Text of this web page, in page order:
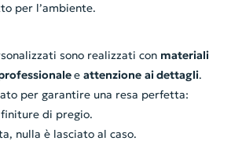
per l’ambiente.
sono realizzati con materiali
e attenzione ai dettagli.
per garantire una resa perfetta:
di pregio.
nulla è lasciato al caso.